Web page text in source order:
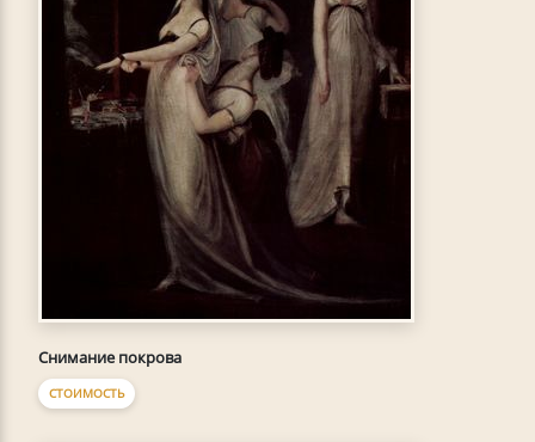
Снимание покрова
СТОИМОСТЬ